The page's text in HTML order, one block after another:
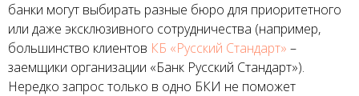
банки могут выбирать разные бюро для приоритетного
или даже эксклюзивного сотрудничества (например,
большинство клиентов КБ «Русский Стандарт» –
заемщики организации «Банк Русский Стандарт»).
Нередко запрос только в одно БКИ не поможет